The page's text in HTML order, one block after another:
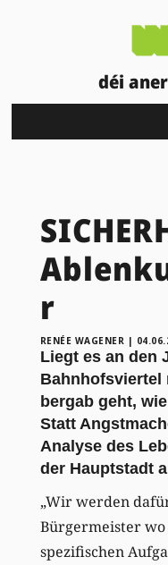
déi
r
RENÉE WAGENER |
Liegt es an den
Bahnhofsviertel
bergab geht,
Statt
Analyse des
der Hauptstadt
„Wir werden
Bürgermeister
spezifischen